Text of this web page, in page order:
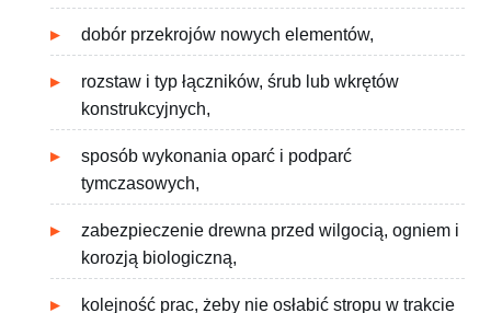
dobór przekrojów nowych elementów,
rozstaw i typ łączników, śrub lub wkrętów
konstrukcyjnych,
sposób wykonania oparć i podparć
tymczasowych,
zabezpieczenie drewna przed wilgocią, ogniem i
korozją biologiczną,
kolejność prac, żeby nie osłabić stropu w trakcie